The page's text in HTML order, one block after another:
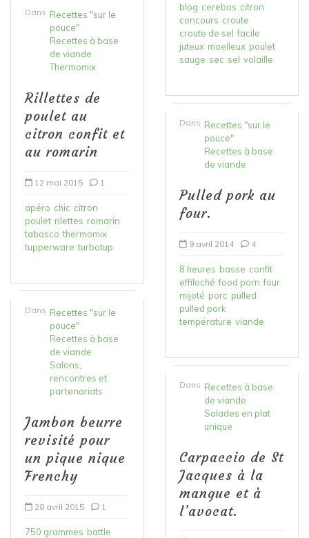
Dans Recettes "sur le
pouce"
Recettes à base
de viande
Thermomix
Rillettes de
poulet au
citron confit et
au romarin
12 mai 2015 1
apéro chic citron
poulet rilettes romarin
tabasco thermomix
tupperware turbotup
Dans Recettes "sur le
pouce"
Recettes à base
de viande
Salons,
rencontres et
partenariats
Jambon beurre
revisité pour
un pique nique
Frenchy
28 avril 2015 1
750 grammes battle
blog cerebos citron
concours croute
croute de sel facile
juteux moelleux poulet
sauge sec sel volaille
Dans Recettes "sur le
pouce"
Recettes à base
de viande
Pulled pork au
four.
9 avril 2014 4
8 heures basse confit
effiloché food porn four
mijoté porc pulled
pulled pork
température viande
Dans Recettes à base
de viande
Salades en plat
unique
Carpaccio de St
Jacques à la
mangue et à
l’avocat.